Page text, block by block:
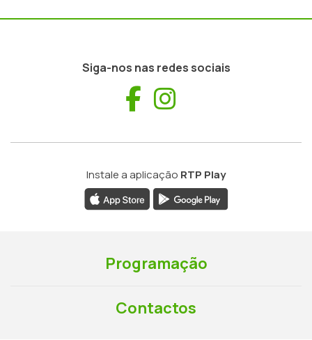
Siga-nos nas redes sociais
Facebook
Instale a aplicação RTP Play
Programação
Contactos